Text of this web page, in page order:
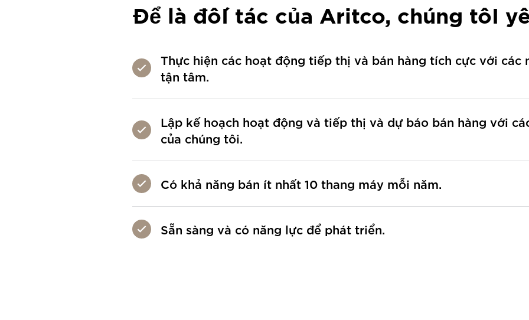
Để là đốI tác của Aritco, chúng tôI
Thực hiện các hoạt động tiếp thị và bán hàng tích cực với các
tận tâm.
Lập kế hoạch hoạt động và tiếp thị và dự báo bán hàng với
của chúng tôi.
Có khả năng bán ít nhất 10 thang máy mỗi năm.
Sẵn sàng và có năng lực để phát triển.